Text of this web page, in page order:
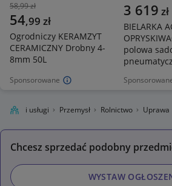
Sponsorowane
58,99 zł
54,99 zł
Ogrodniczy KERAMZYT
CERAMICZNY Drobny 4-
8mm 50L
3 619 zł
BIELARKA
polowa
Firma i usługi Przemysł Rolnictwo Uprawa
Chcesz sprzedać podobny
WYSTAW